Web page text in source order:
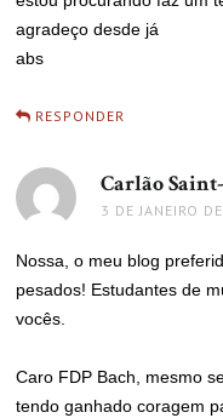
agradeço desde já
abs
RESPONDER
Carlão
3 DE JANEIRO
Nossa, o meu blog
pesados! Estudantes de
vocês.
Caro FDP Bach, mesmo
tendo ganhado coragem